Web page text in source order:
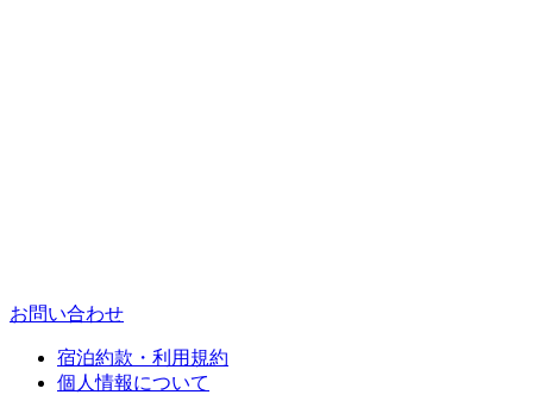
お問い合わせ
宿泊約款・利用規約
個人情報について